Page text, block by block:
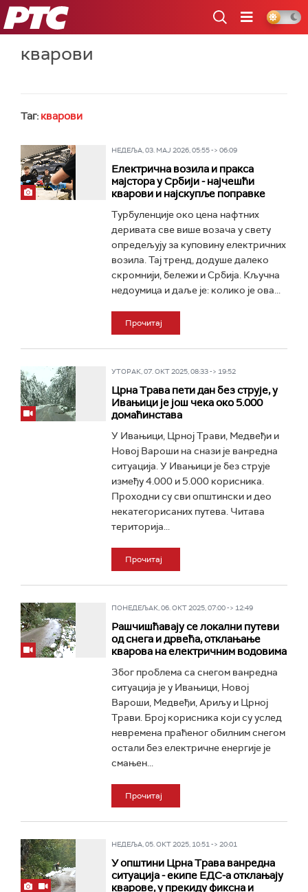
РТС
кварови
Таг: кварови
НЕДЕЉА, 03. МАЈ 2026, 05:55 -> 06:09
Електрична возила и пракса
мајстора у Србији - најчешћи
кварови и најскупље поправке
Турбуленције око цена нафтних
деривата све више возача у свету
опредељују за куповину електричних
возила. Тај тренд, додуше далеко
скромнији, бележи и Србија. Кључна
недоумица и даље је: колико је ова...
Прочитај
УТОРАК, 07. ОКТ 2025, 08:33 -> 19:52
Црна Трава пети дан без струје, у
Ивањици је још чека око 5.000
домаћинстава
У Ивањици, Црној Трави, Медвеђи и
Новој Вароши на снази је ванредна
ситуација. У Ивањици је без струје
између 4.000 и 5.000 корисника.
Проходни су сви општински и део
некатегорисаних путева. Читава
територија...
Прочитај
ПОНЕДЕЉАК, 06. ОКТ 2025, 07:00 -> 12:49
Рашчишћавају се локални путеви
од снега и дрвећа, отклањање
кварова на електричним водовима
Због проблема са снегом ванредна
ситуација је у Ивањици, Новој
Вароши, Медвеђи, Ариљу и Црној
Трави. Број корисника који су услед
невремена праћеног обилним снегом
остали без електричне енергије је
смањен...
Прочитај
НЕДЕЉА, 05. ОКТ 2025, 10:51 -> 20:01
У општини Црна Трава ванредна
ситуација - екипе ЕДС-а отклањају
кварове, у прекиду фиксна и